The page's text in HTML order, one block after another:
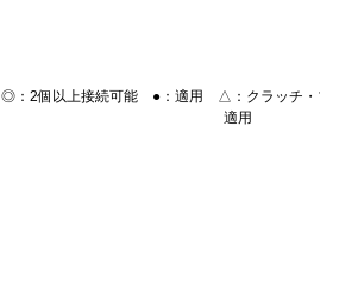
◎：2個以上接続可能 ●：適用 △：クラッチ・ブ
適用